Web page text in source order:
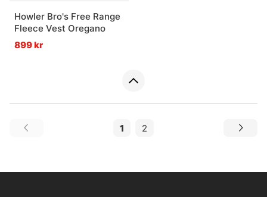
Howler Bro's Free Range
Fleece Vest Oregano
899 kr
1 2